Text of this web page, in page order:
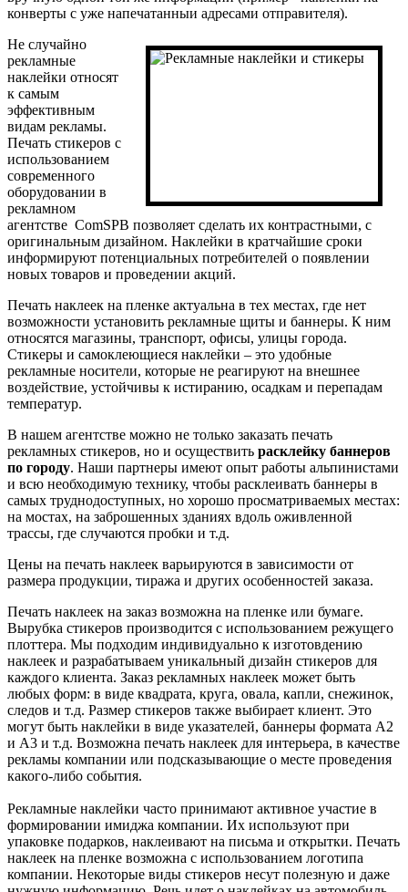
конверты с уже напечатанныи адресами отправителя).
Не случайно
рекламные
наклейки относят
к самым
эффективным
видам рекламы.
Печать стикеров с
использованием
современного
оборудовании в
рекламном
агентстве ComSPB позволяет сделать их контрастными, с
оригинальным дизайном. Наклейки в кратчайшие сроки
информируют потенциальных потребителей о появлении
новых товаров и проведении акций.
Печать наклеек на пленке актуальна в тех местах, где нет
возможности установить рекламные щиты и баннеры. К ним
относятся магазины, транспорт, офисы, улицы города.
Стикеры и самоклеющиеся наклейки – это удобные
рекламные носители, которые не реагируют на внешнее
воздействие, устойчивы к истиранию, осадкам и перепадам
температур.
В нашем агентстве можно не только заказать печать
рекламных стикеров, но и осуществить расклейку баннеров
по городу. Наши партнеры имеют опыт работы альпинистами
и всю необходимую технику, чтобы расклеивать баннеры в
самых труднодоступных, но хорошо просматриваемых местах:
на мостах, на заброшенных зданиях вдоль оживленной
трассы, где случаются пробки и т.д.
Цены на печать наклеек варьируются в зависимости от
размера продукции, тиража и других особенностей заказа.
Печать наклеек на заказ возможна на пленке или бумаге.
Вырубка стикеров производится с использованием режущего
плоттера. Мы подходим индивидуально к изготовдению
наклеек и разрабатываем уникальный дизайн стикеров для
каждого клиента. Заказ рекламных наклеек может быть
любых форм: в виде квадрата, круга, овала, капли, снежинок,
следов и т.д. Размер стикеров также выбирает клиент. Это
могут быть наклейки в виде указателей, баннеры формата А2
и А3 и т.д. Возможна печать наклеек для интерьера, в качестве
рекламы компании или подсказывающие о месте проведения
какого-либо события.
Рекламные наклейки часто принимают активное участие в
формировании имиджа компании. Их используют при
упаковке подарков, наклеивают на письма и открытки. Печать
наклеек на пленке возможна с использованием логотипа
компании. Некоторые виды стикеров несут полезную и даже